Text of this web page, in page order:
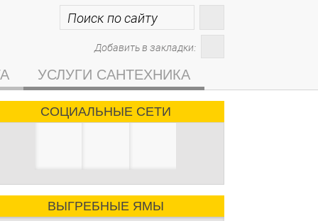
Добавить в закладки:
УСЛУГИ САНТЕХНИКА
СОЦИАЛЬНЫЕ СЕТИ
ВЫГРЕБНЫЕ ЯМЫ